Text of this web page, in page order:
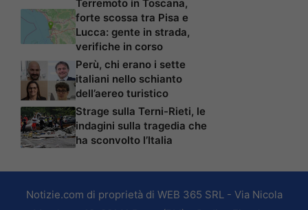
Terremoto in Toscana,
forte scossa tra Pisa e
Lucca: gente in strada,
verifiche in corso
Perù, chi erano i sette
italiani nello schianto
dell’aereo turistico
Strage sulla Terni-Rieti, le
indagini sulla tragedia che
ha sconvolto l’Italia
Notizie.com di proprietà di WEB 365 SRL - Via Nicola